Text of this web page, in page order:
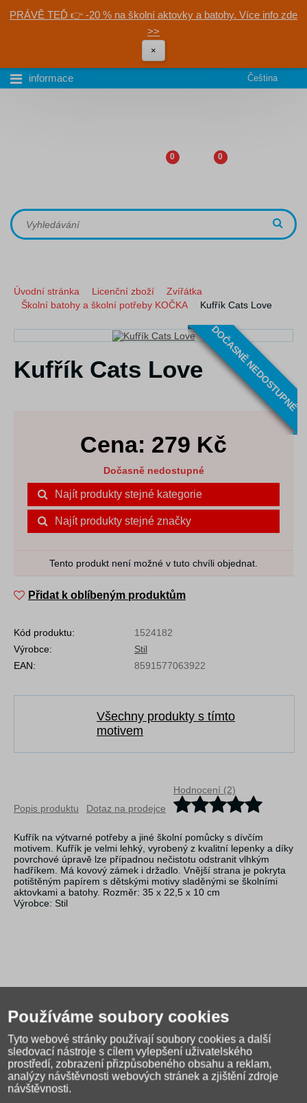
PRÁVĚ TEĎ 👉 -20 % na školní aktovky a batohy. Více info zde
>>
×
informace Čeština
0 0
Úvodní stránka Licenční zboží
Zvířátka
Školní batohy a školní potřeby KOČKA
Kufřík Cats Love
DOČASNĚ NEDOSTUPNÉ
Kufřík Cats Love
Cena: 279 Kč
Dočasně nedostupné
Najít produkty stejné kategorie
Najít produkty stejné značky
Tento produkt není možné v tuto chvíli objednat.
Přidat k oblíbeným produktům
Kód produktu:
1524182
Výrobce:
Stil
EAN:
8591577063922
Všechny produkty s tímto
motivem
Popis produktu Dotaz na prodejce
Hodnocení (2)
Kufřík na výtvarné potřeby a jiné školní pomůcky s dívčím
motivem. Kufřík je velmi lehký, vyrobený z kvalitní lepenky a díky
povrchové úpravě lze případnou nečistotu odstranit vlhkým
hadříkem. Má kovový zámek i držadlo. Vnější strana je pokryta
potištěným papírem s dětskými motivy sladěnými se školními
aktovkami a batohy. Rozměr: 35 x 22,5 x 10 cm
Výrobce: Stil
Používáme soubory cookies
Tyto webové stránky používají soubory cookies a další
sledovací nástroje s cílem vylepšení uživatelského
prostředí, zobrazení přizpůsobeného obsahu a reklam,
analýzy návštěvnosti webových stránek a zjištění zdroje
návštěvnosti.